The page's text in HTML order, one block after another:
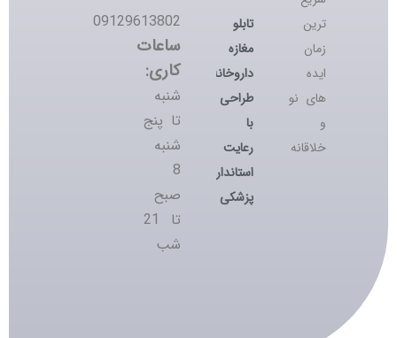
ترین
زمان
ایده
های نو
خلاقانه
تابلو
مغازه
داروخانه؛
طراحی
رعایت
استانداردهای
پزشکی
09129613802
ساعات
کاری:
شنبه
تا پنج
شنبه
صبح
تا 21
شب